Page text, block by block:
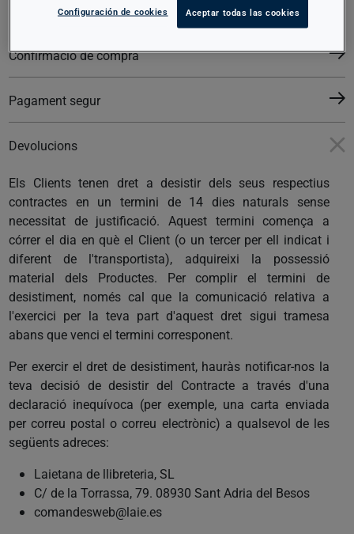
Llista de preferits
Confirmació de compra
Pagament segur
Devolucions
Els Clients tenen dret a desistir dels seus respectius
contractes en un termini de 14 dies naturals sense
necessitat de justificació. Aquest termini comença a
córrer el dia en què el Client (o un tercer per ell indicat i
diferent de l'transportista), adquireixi la possessió
material dels Productes. Per complir el termini de
desistiment, només cal que la comunicació relativa a
l'exercici per la teva part d'aquest dret sigui tramesa
abans que venci el termini corresponent.
Per exercir el dret de desistiment, hauràs notificar-nos la
teva decisió de desistir del Contracte a través d'una
declaració inequívoca (per exemple, una carta enviada
per correu postal o correu electrònic) a qualsevol de les
següents adreces:
Laietana de llibreteria, SL
C/ de la Torrassa, 79. 08930 Sant Adria del Besos
comandesweb@laie.es
Configuración de cookies Aceptar todas las cookies